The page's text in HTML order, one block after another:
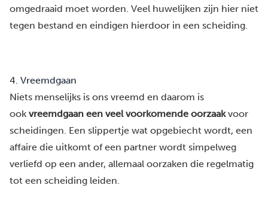
omgedraaid moet worden. Veel huwelijken zijn hier niet
tegen bestand en eindigen hierdoor in een scheiding.
4. Vreemdgaan
Niets menselijks is ons vreemd en daarom is
ook vreemdgaan een veel voorkomende oorzaakvoor
scheidingen. Een slippertje wat opgebiecht wordt, een
affaire die uitkomt of een partner wordt simpelweg
verliefd op een ander, allemaal oorzaken die regelmatig
tot een scheiding leiden.